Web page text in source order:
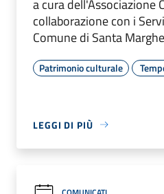
a cura dell'Associazione
collaborazione con i
Comune di Santa
Patrimonio culturale
LEGGI DI PIÙ